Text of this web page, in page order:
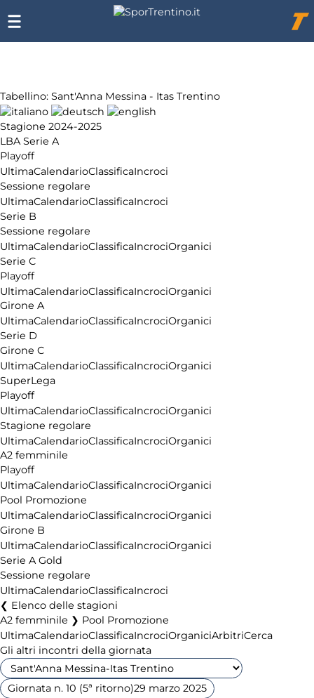
Tabellino: Sant'Anna Messina - Itas Trentino
Stagione 2024-2025
LBA Serie A
Playoff
UltimaCalendarioClassificaIncroci
Sessione regolare
UltimaCalendarioClassificaIncroci
Serie B
Sessione regolare
UltimaCalendarioClassificaIncrociOrganici
Serie C
Playoff
UltimaCalendarioClassificaIncrociOrganici
Girone A
UltimaCalendarioClassificaIncrociOrganici
Serie D
Girone C
UltimaCalendarioClassificaIncrociOrganici
SuperLega
Playoff
UltimaCalendarioClassificaIncrociOrganici
Stagione regolare
UltimaCalendarioClassificaIncrociOrganici
A2 femminile
Playoff
UltimaCalendarioClassificaIncrociOrganici
Pool Promozione
UltimaCalendarioClassificaIncrociOrganici
Girone B
UltimaCalendarioClassificaIncrociOrganici
Serie A Gold
Sessione regolare
UltimaCalendarioClassificaIncroci
Elenco delle stagioni
A2 femminile ❯ Pool Promozione
UltimaCalendarioClassificaIncrociOrganiciArbitriCerca
Gli altri incontri della giornata
Giornata n. 10 (5ª ritorno)29 marzo 2025
Chi
siamo
Affiliazione